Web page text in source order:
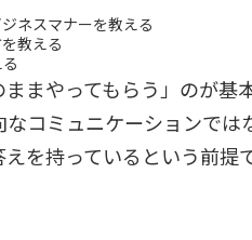
ネスマナーを教える
教える
まやってもらう」のが基本
コミュニケーションでは
を持っているという前